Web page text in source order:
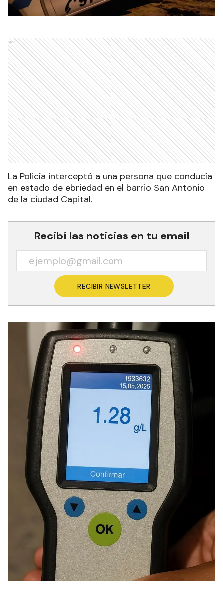
Ads
La Policía interceptó a una persona que conducía
en estado de ebriedad en el barrio San Antonio
de la ciudad Capital.
Recibí las noticias en tu email
RECIBIR NEWSLETTER